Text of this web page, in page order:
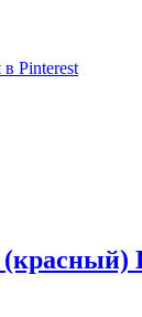
Pinterest
(красный)